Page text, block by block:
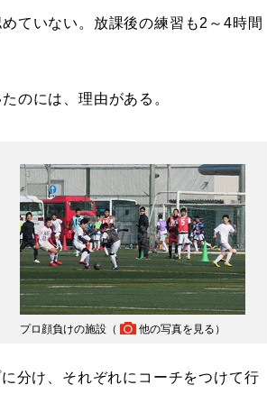
ていない。放課後の練習も2～4時間
のには、理由がある。
プロ顔負けの施設（ 他の写真を見る ）
分け、それぞれにコーチをつけて行